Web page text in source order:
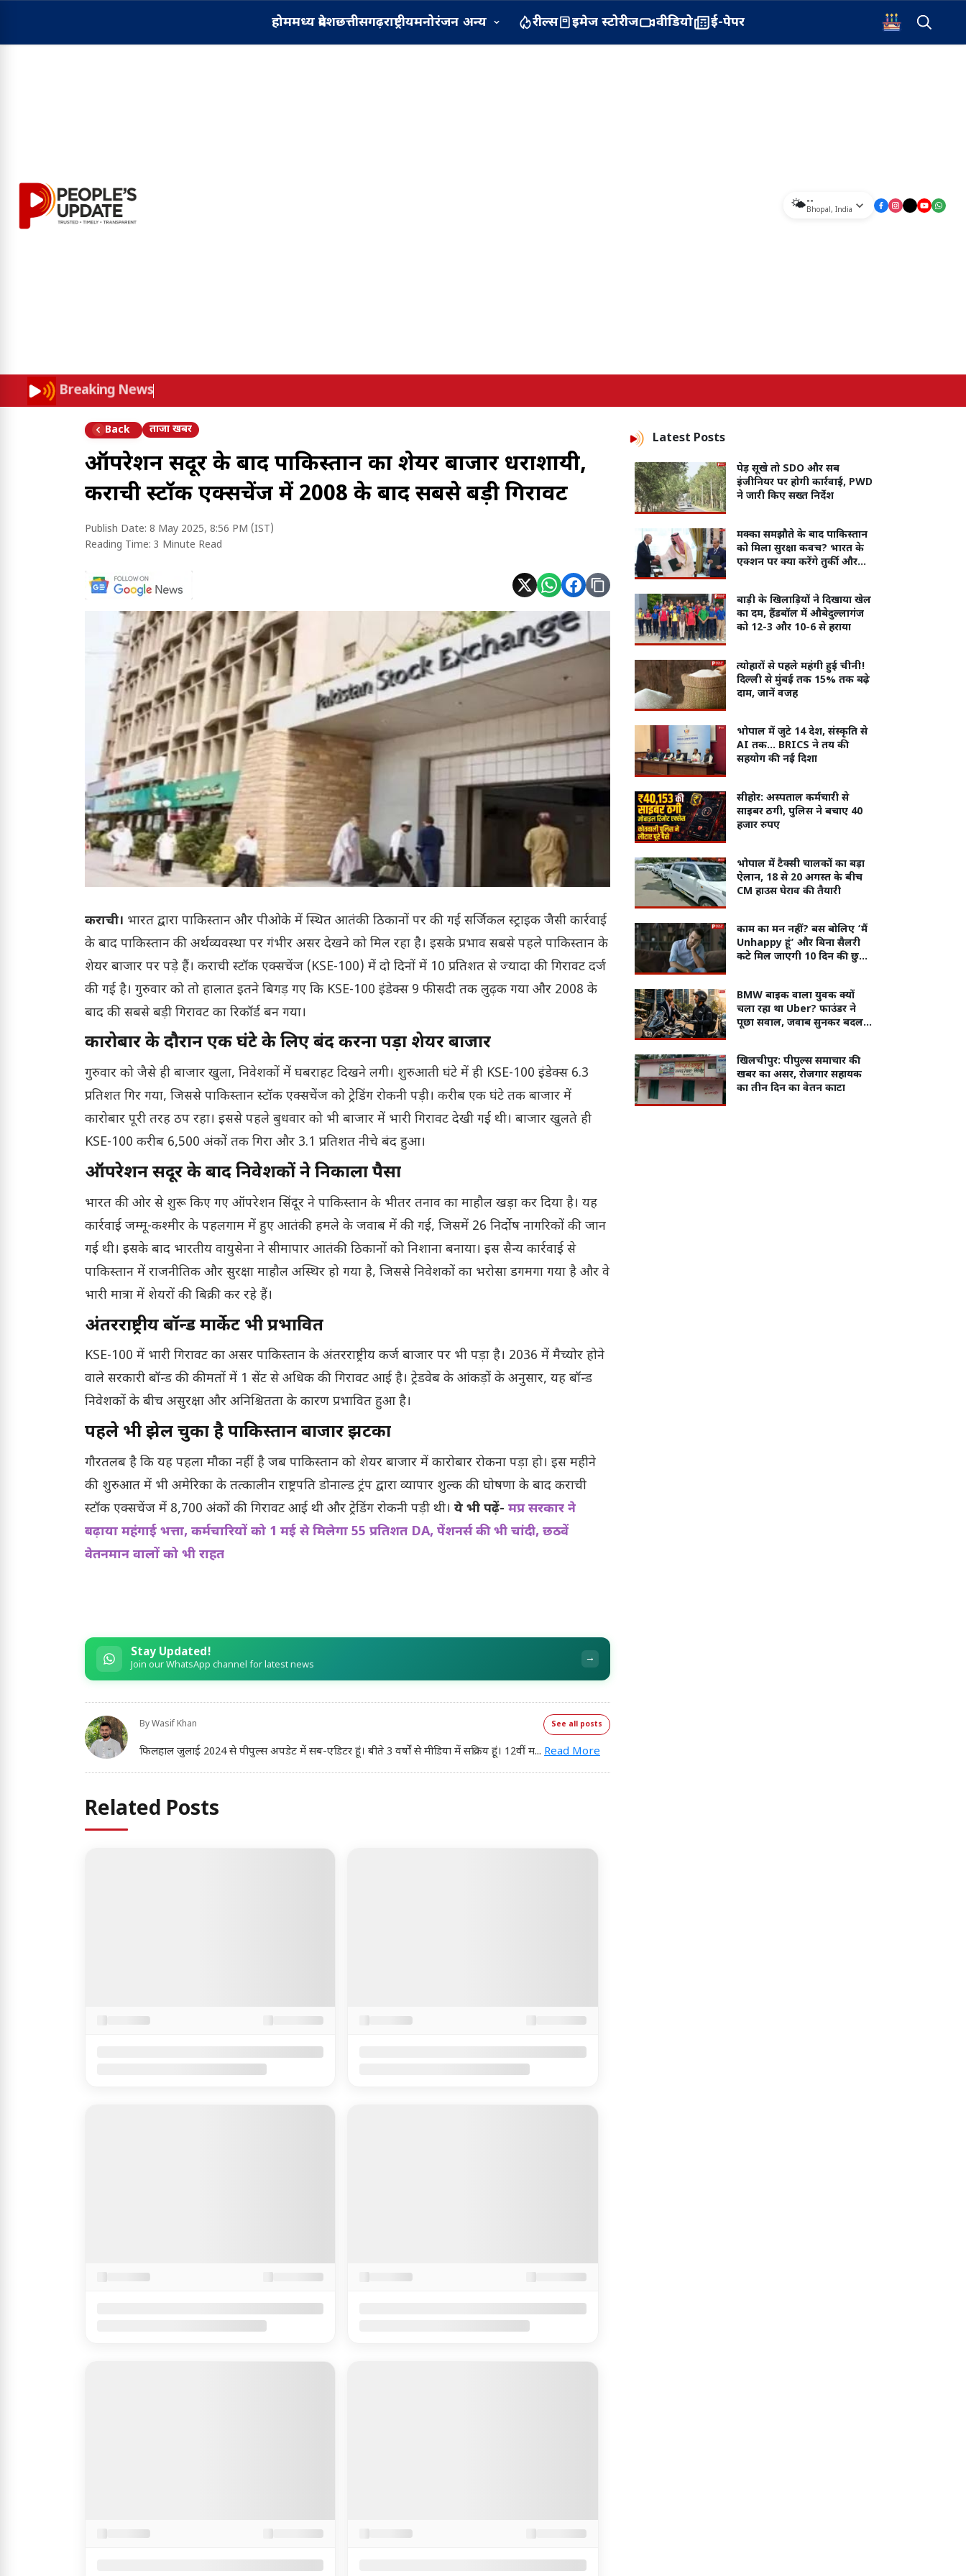
होममध्य प्रदेशछत्तीसगढ़राष्ट्रीयमनोरंजन अन्य रील्स इमेज स्टोरीज वीडियो ई-पेपर
🌤️--
Bhopal, India
Breaking News
Back ताजा खबर
ऑपरेशन सिंदूर के बाद पाकिस्तान का शेयर बाजार धराशायी,
कराची स्टॉक एक्सचेंज में 2008 के बाद सबसे बड़ी गिरावट
Publish Date: 8 May 2025, 8:56 PM (IST)
Reading Time: 3 Minute Read
कराची। भारत द्वारा पाकिस्तान और पीओके में स्थित आतंकी ठिकानों पर की गई सर्जिकल स्ट्राइक जैसी कार्रवाई
के बाद पाकिस्तान की अर्थव्यवस्था पर गंभीर असर देखने को मिल रहा है। इसके प्रभाव सबसे पहले पाकिस्तान के
शेयर बाजार पर पड़े हैं। कराची स्टॉक एक्सचेंज (KSE-100) में दो दिनों में 10 प्रतिशत से ज्यादा की गिरावट दर्ज
की गई है। गुरुवार को तो हालात इतने बिगड़ गए कि KSE-100 इंडेक्स 9 फीसदी तक लुढ़क गया और 2008 के
बाद की सबसे बड़ी गिरावट का रिकॉर्ड बन गया।
कारोबार के दौरान एक घंटे के लिए बंद करना पड़ा शेयर बाजार
गुरुवार को जैसे ही बाजार खुला, निवेशकों में घबराहट दिखने लगी। शुरुआती घंटे में ही KSE-100 इंडेक्स 6.3
प्रतिशत गिर गया, जिससे पाकिस्तान स्टॉक एक्सचेंज को ट्रेडिंग रोकनी पड़ी। करीब एक घंटे तक बाजार में
कारोबार पूरी तरह ठप रहा। इससे पहले बुधवार को भी बाजार में भारी गिरावट देखी गई थी। बाजार खुलते ही
KSE-100 करीब 6,500 अंकों तक गिरा और 3.1 प्रतिशत नीचे बंद हुआ।
ऑपरेशन सिंदूर के बाद निवेशकों ने निकाला पैसा
भारत की ओर से शुरू किए गए ऑपरेशन सिंदूर ने पाकिस्तान के भीतर तनाव का माहौल खड़ा कर दिया है। यह
कार्रवाई जम्मू-कश्मीर के पहलगाम में हुए आतंकी हमले के जवाब में की गई, जिसमें 26 निर्दोष नागरिकों की जान
गई थी। इसके बाद भारतीय वायुसेना ने सीमापार आतंकी ठिकानों को निशाना बनाया। इस सैन्य कार्रवाई से
पाकिस्तान में राजनीतिक और सुरक्षा माहौल अस्थिर हो गया है, जिससे निवेशकों का भरोसा डगमगा गया है और वे
भारी मात्रा में शेयरों की बिक्री कर रहे हैं।
अंतरराष्ट्रीय बॉन्ड मार्केट भी प्रभावित
KSE-100 में भारी गिरावट का असर पाकिस्तान के अंतरराष्ट्रीय कर्ज बाजार पर भी पड़ा है। 2036 में मैच्योर होने
वाले सरकारी बॉन्ड की कीमतों में 1 सेंट से अधिक की गिरावट आई है। ट्रेडवेब के आंकड़ों के अनुसार, यह बॉन्ड
निवेशकों के बीच असुरक्षा और अनिश्चितता के कारण प्रभावित हुआ है।
पहले भी झेल चुका है पाकिस्तान बाजार झटका
गौरतलब है कि यह पहला मौका नहीं है जब पाकिस्तान को शेयर बाजार में कारोबार रोकना पड़ा हो। इस महीने
की शुरुआत में भी अमेरिका के तत्कालीन राष्ट्रपति डोनाल्ड ट्रंप द्वारा व्यापार शुल्क की घोषणा के बाद कराची
स्टॉक एक्सचेंज में 8,700 अंकों की गिरावट आई थी और ट्रेडिंग रोकनी पड़ी थी। ये भी पढ़ें- मप्र सरकार ने
बढ़ाया महंगाई भत्ता, कर्मचारियों को 1 मई से मिलेगा 55 प्रतिशत DA, पेंशनर्स की भी चांदी, छठवें
वेतनमान वालों को भी राहत
Stay Updated!
Join our WhatsApp channel for latest news →
ByWasif Khan See all posts
फिलहाल जुलाई 2024 से पीपुल्स अपडेट में सब-एडिटर हूं। बीते 3 वर्षों से मीडिया में सक्रिय हूं। 12वीं म... Read More
Related Posts
Latest Posts
पेड़ सूखे तो SDO और सब
इंजीनियर पर होगी कार्रवाई, PWD
ने जारी किए सख्त निर्देश
मक्का समझौते के बाद पाकिस्तान
को मिला सुरक्षा कवच? भारत के
एक्शन पर क्या करेंगे तुर्की और
बाड़ी के खिलाड़ियों ने दिखाया खेल
का दम, हैंडबॉल में औबेदुल्लागंज
को 12-3 और 10-6 से हराया
त्योहारों से पहले महंगी हुई चीनी!
दिल्ली से मुंबई तक 15% तक बढ़े
दाम, जानें वजह
भोपाल में जुटे 14 देश, संस्कृति से
AI तक… BRICS ने तय की
सहयोग की नई दिशा
सीहोर: अस्पताल कर्मचारी से
साइबर ठगी, पुलिस ने बचाए 40
हजार रुपए
भोपाल में टैक्सी चालकों का बड़ा
ऐलान, 18 से 20 अगस्त के बीच
CM हाउस घेराव की तैयारी
काम का मन नहीं? बस बोलिए ‘मैं
Unhappy हूं’ और बिना सैलरी
कटे मिल जाएगी 10 दिन की छुट्टी,
BMW बाइक वाला युवक क्यों
चला रहा था Uber? फाउंडर ने
पूछा सवाल, जवाब सुनकर बदल
खिलचीपुर: पीपुल्स समाचार की
खबर का असर, रोजगार सहायक
का तीन दिन का वेतन काटा